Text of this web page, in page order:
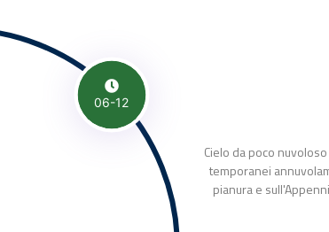
06-12
Cielo da poco
temporanei
pianura e